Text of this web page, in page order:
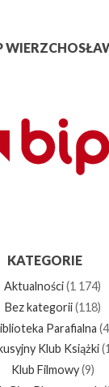
KATEGORIE
Aktualności(1 174)
Bez kategorii(118)
Parafialna
Klub Książki
Klub Filmowy(9)